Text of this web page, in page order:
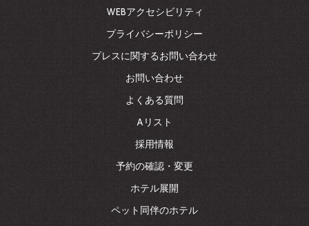
ペ
ー
に
WEBアクセシビリティ
プライバシーポリシー
プレスに関するお問い合わせ
お問い合わせ
よくある質問
Aリスト
採用情報
予約の確認・変更
ホテル展開
ペット同伴のホテル